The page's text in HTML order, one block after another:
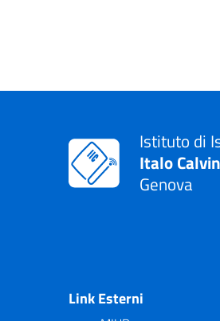
Istituto di
Italo
Genova
Link Esterni